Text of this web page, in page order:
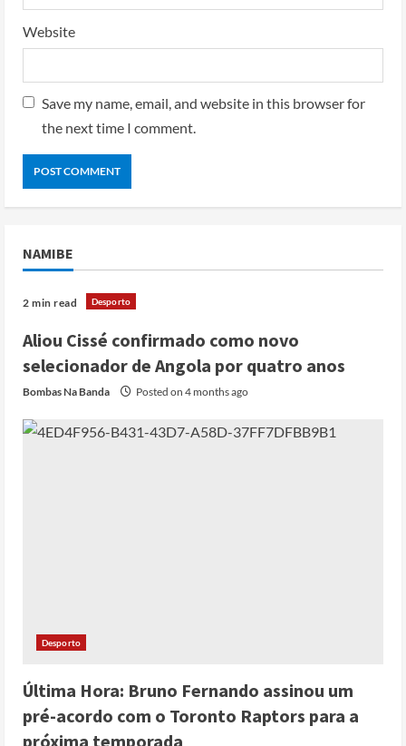
Website
Save my name, email, and website in this browser for
the next time I comment.
NAMIBE
2 min read Desporto
Aliou Cissé confirmado como novo
selecionador de Angola por quatro anos
Bombas Na Banda Posted on 4 months ago
Desporto
Última Hora: Bruno Fernando assinou um
pré-acordo com o Toronto Raptors para a
próxima temporada